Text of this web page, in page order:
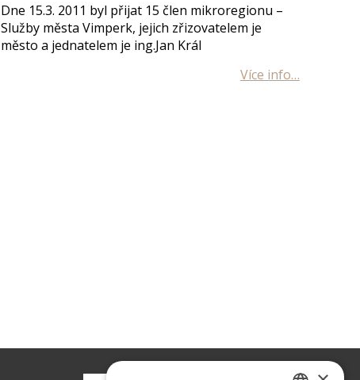
Dne 15.3. 2011 byl přijat 15 člen mikroregionu –
Služby města Vimperk, jejich zřizovatelem je
město a jednatelem je ing.Jan Král